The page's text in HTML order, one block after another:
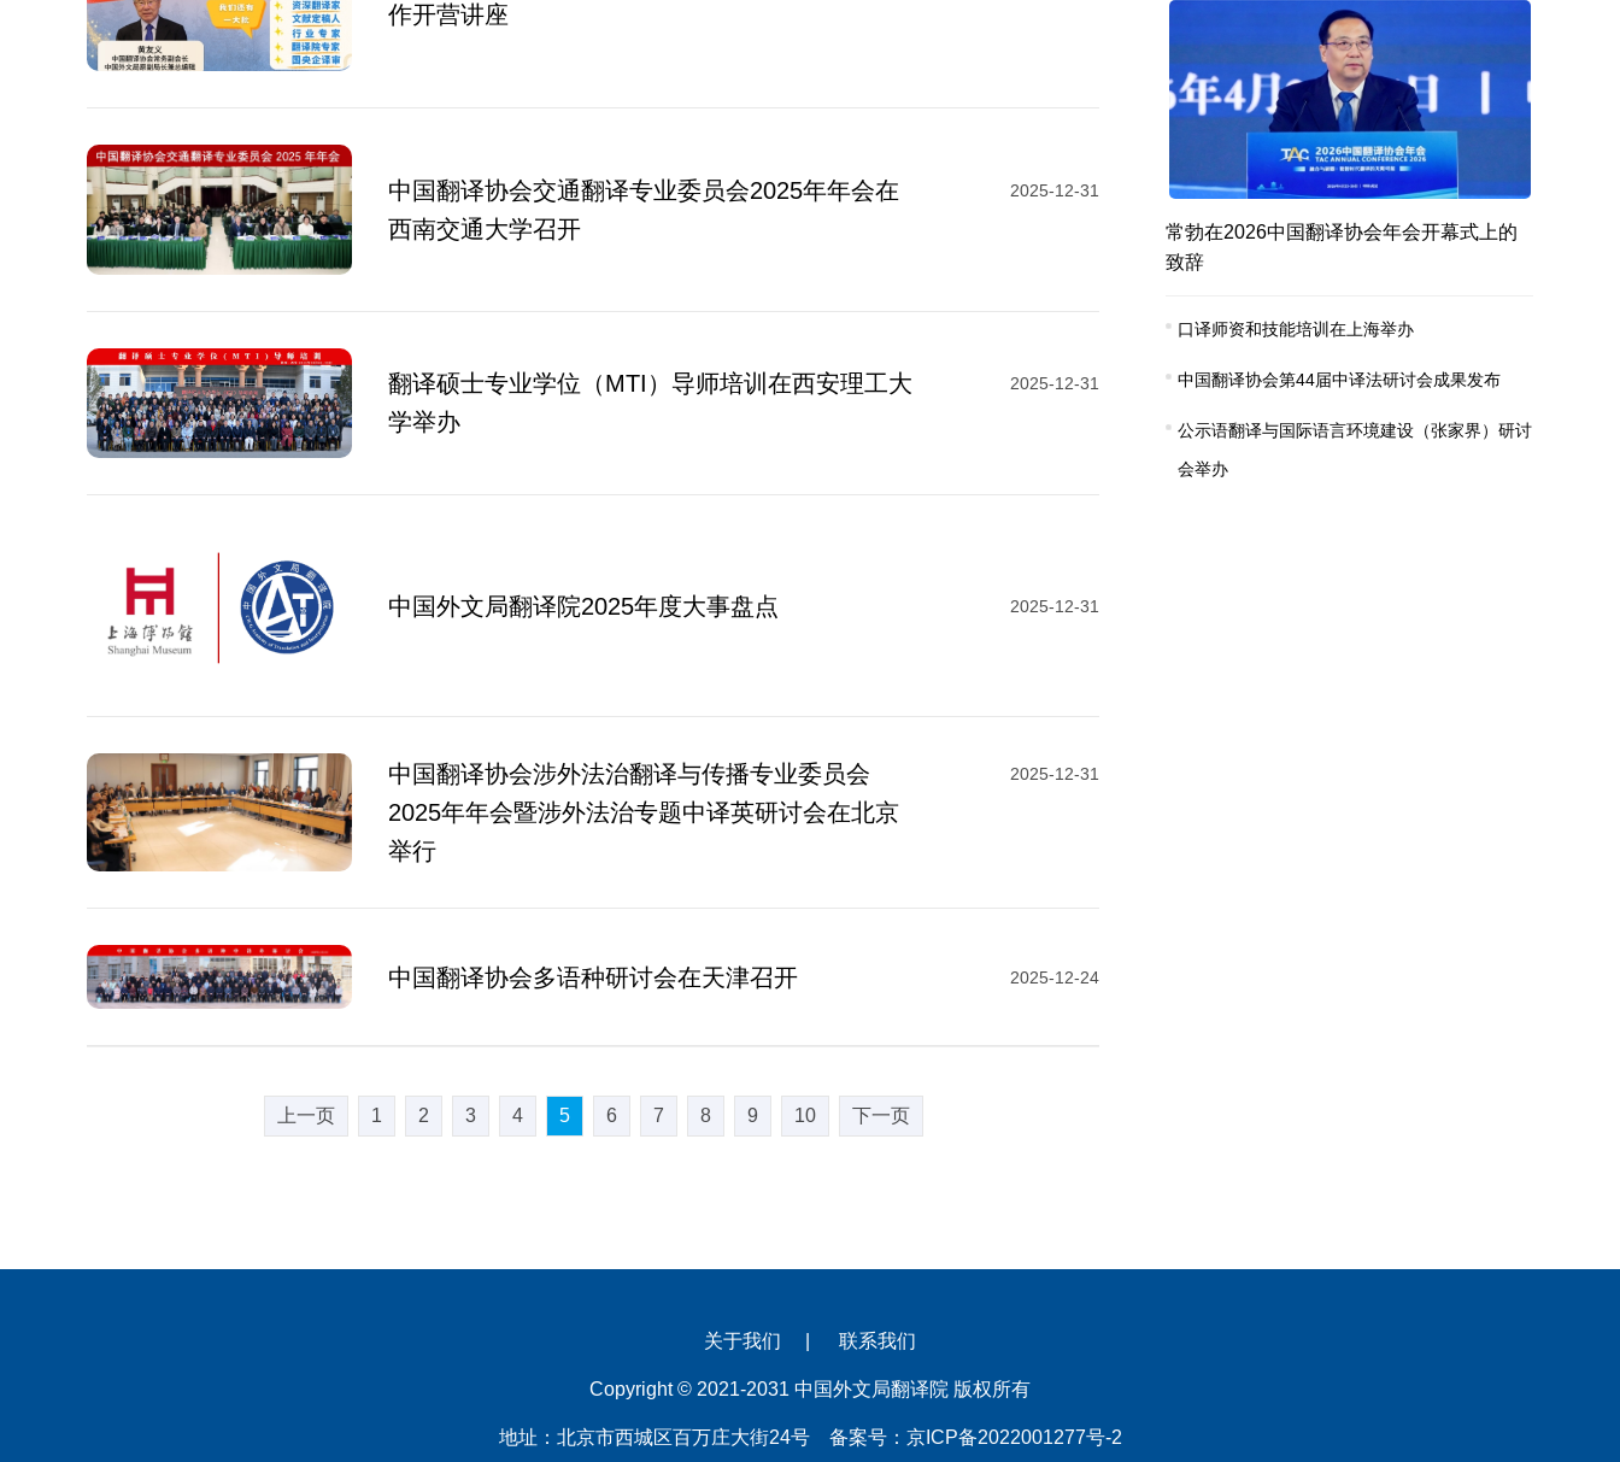
作开营讲座
中国翻译协会交通翻译专业委员会2025年年会在
西南交通大学召开
2025-12-31
翻译硕士专业学位（MTI）导师培训在西安理工大
学举办
2025-12-31
中国外文局翻译院2025年度大事盘点 2025-12-31
中国翻译协会涉外法治翻译与传播专业委员会
2025年年会暨涉外法治专题中译英研讨会在北京
举行
2025-12-31
中国翻译协会多语种研讨会在天津召开 2025-12-24
上一页 1 2 3 4 5 6 7 8 9 10 下一页
常勃在2026中国翻译协会年会开幕式上的
致辞
口译师资和技能培训在上海举办
中国翻译协会第44届中译法研讨会成果发布
公示语翻译与国际语言环境建设（张家界）研讨
会举办
关于我们 联系我们
Copyright © 2021-2031 中国外文局翻译院 版权所有
地址：北京市西城区百万庄大街24号 备案号：京ICP备2022001277号-2